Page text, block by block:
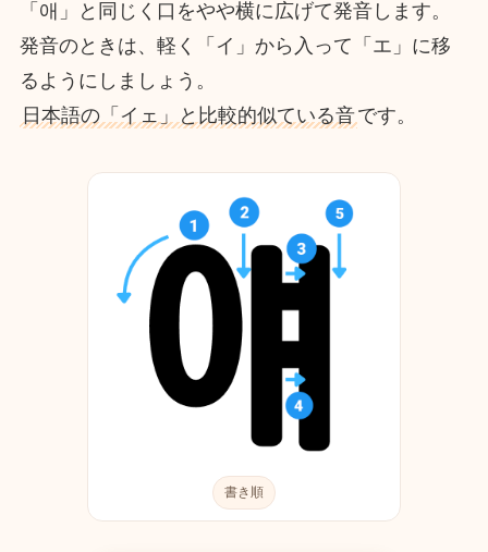
「애」と同じく口をやや横に広げて発音します。
発音のときは、軽く「イ」から入って「エ」に移
るようにしましょう。
日本語の「イェ」と比較的似ている音です。
書き順